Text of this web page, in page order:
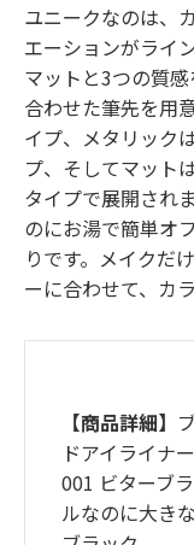
ユニークなのは、
エーションがライ
マットと3つの質
合わせた筆先を用
イプ、メタリック
プ、そしてマット
タイプで展開され
のにお湯で簡単オ
りです。メイクだ
ーに合わせて、カ
【商品詳細】
ドアイライナ
001 ビターブ
ルなのに大き